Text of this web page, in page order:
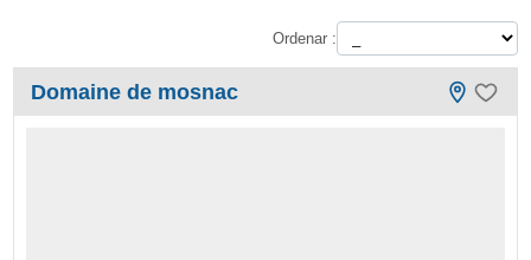
Ordenar :
Domaine de mosnac